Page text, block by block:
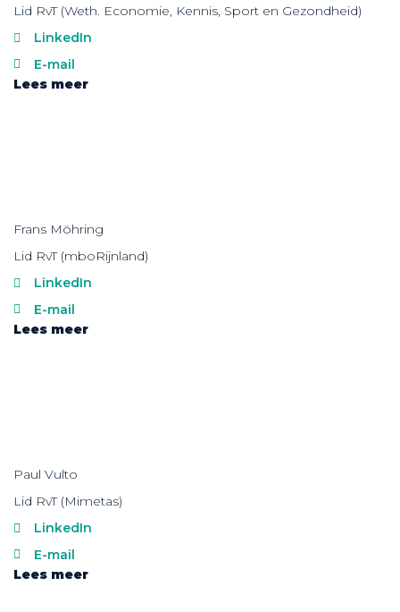
Lid RvT (Weth. Economie, Kennis, Sport en Gezondheid)
LinkedIn
E-mail
Lees meer
Frans Möhring
Lid RvT (mboRijnland)
LinkedIn
E-mail
Lees meer
Paul Vulto
Lid RvT (Mimetas)
LinkedIn
E-mail
Lees meer